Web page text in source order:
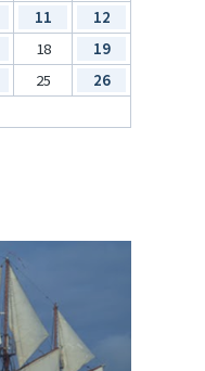
11
12
18
19
25
26